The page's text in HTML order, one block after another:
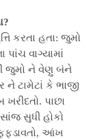
કરતા હતા: જુમો
પાંચ વાગ્યામાં
જુમો ને વેણુ બંને
ને ટામેટાં કે ભાજી
પાછા
સુધી હોકો
આંખ